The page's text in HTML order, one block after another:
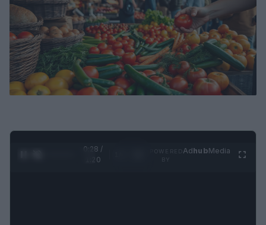
0:28 /
1:20
AdhubMedia